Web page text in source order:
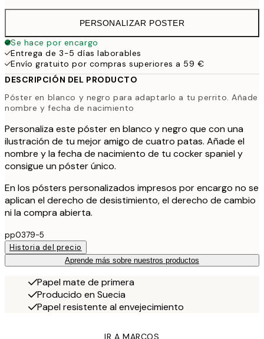
PERSONALIZAR POSTER
Se hace por encargo
Entrega de 3-5 días laborables
Envío gratuito por compras superiores a 59 €
DESCRIPCIÓN DEL PRODUCTO
Póster en blanco y negro para adaptarlo a tu perrito. Añade
nombre y fecha de nacimiento
Personaliza este póster en blanco y negro que con una
ilustración de tu mejor amigo de cuatro patas. Añade el
nombre y la fecha de nacimiento de tu cocker spaniel y
consigue un póster único.
En los pósters personalizados impresos por encargo no se
aplican el derecho de desistimiento, el derecho de cambio
ni la compra abierta.
pp0379-5
Historia del precio
Aprende más sobre nuestros productos
Papel mate de primera
Producido en Suecia
Papel resistente al envejecimiento
IR A MARCOS